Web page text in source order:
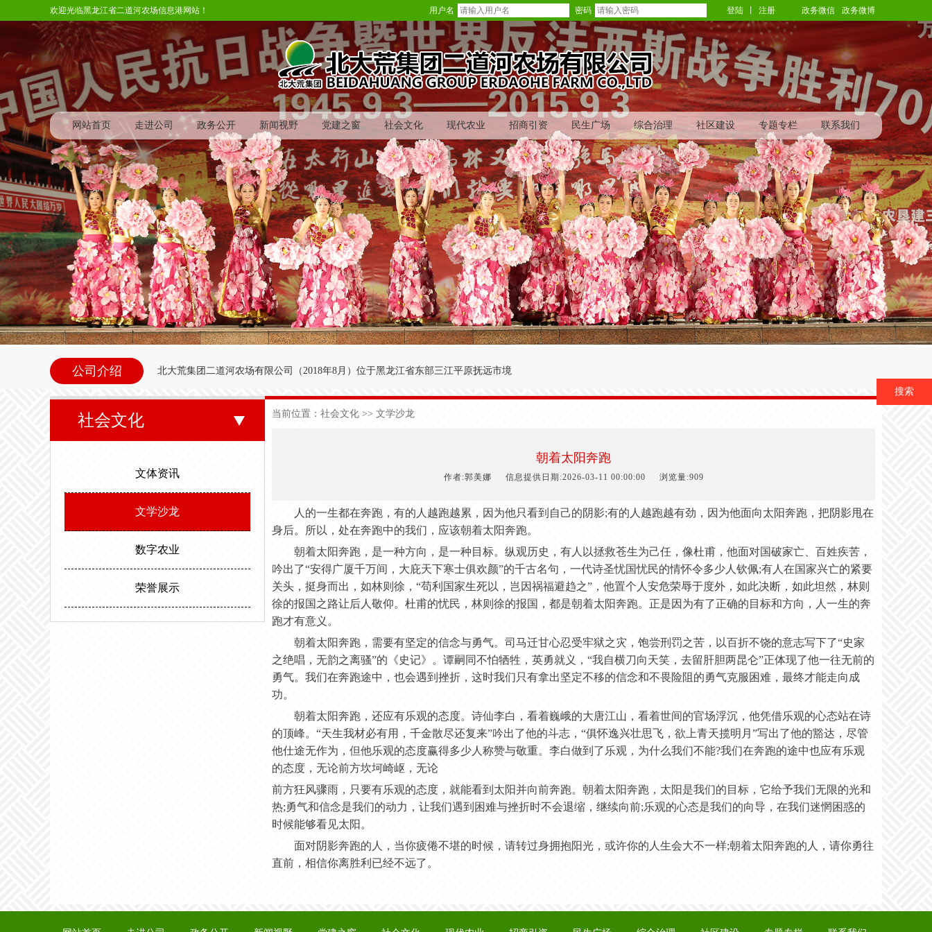
欢迎光临黑龙江省二道河农场信息港网站！ 用户名 密码 登陆 注册 政务微信 政务微博
网站首页 走进公司 政务公开 新闻视野 党建之窗 社会文化 现代农业 招商引资 民生广场 综合治理 社区建设 专题专栏 联系我们
公司介绍 北大荒集团二道河农场有限公司（ 2018年8月 ） 位于黑龙江省东部三江平原抚远市境
内别拉洪河下游西岸。地理坐标为北纬47°35′～47°50′，东经134°00′～134°25′之间。
东以别拉洪河、南以二道河与八五九农场为界；西与前锋农场接壤；北与前哨农场毗
度，最高气温35.6度。年平均无霜期1 度，年降雨量590毫米。
社会文化
文体资讯
文学沙龙
数字农业
荣誉展示
当前位置： 社会文化 >> 文学沙龙
朝着太阳奔跑
作者:郭美娜 信息提供日期:2026-03-11 00:00:00 浏览量:909
人的一生都在奔跑，有的人越跑越累，因为他只看到自己的阴影;有的人越跑越有劲，因为他面向太阳奔跑，把阴影甩在
身后。所以，处在奔跑中的我们，应该朝着太阳奔跑。
朝着太阳奔跑，是一种方向，是一种目标。纵观历史，有人以拯救苍生为己任，像杜甫，他面对国破家亡、百姓疾苦，
吟出了“安得广厦千万间，大庇天下寒士俱欢颜”的千古名句，一代诗圣忧国忧民的情怀令多少人钦佩;有人在国家兴亡的紧要
关头，挺身而出，如林则徐，“苟利国家生死以，岂因祸福避趋之”，他置个人安危荣辱于度外，如此决断，如此坦然，林则
徐的报国之路让后人敬仰。杜甫的忧民，林则徐的报国，都是朝着太阳奔跑。正是因为有了正确的目标和方向，人一生的奔
跑才有意义。
朝着太阳奔跑，需要有坚定的信念与勇气。司马迁甘心忍受牢狱之灾，饱尝刑罚之苦，以百折不饶的意志写下了“史家
之绝唱，无韵之离骚”的《史记》。谭嗣同不怕牺牲，英勇就义，“我自横刀向天笑，去留肝胆两昆仑”正体现了他一往无前的
勇气。我们在奔跑途中，也会遇到挫折，这时我们只有拿出坚定不移的信念和不畏险阻的勇气克服困难，最终才能走向成
功。
朝着太阳奔跑，还应有乐观的态度。诗仙李白，看着巍峨的大唐江山，看着世间的官场浮沉，他凭借乐观的心态站在诗
的顶峰。 “天生我材必有用，千金散尽还复来”吟出了他的斗志，“俱怀逸兴壮思飞，欲上青天揽明月”写出了他的豁达，尽管
他仕途无作为，但他乐观的态度赢得多少人称赞与敬重。李白做到了乐观，为什么我们不能?我们在奔跑的途中也应有乐观
的态度，无论前方坎坷崎岖，无论
前方狂风骤雨，只要有乐观的态度，就能看到太阳并向前奔跑。朝着太阳奔跑，太阳是我们的目标，它给予我们无限的光和
热;勇气和信念是我们的动力，让我们遇到困难与挫折时不会退缩，继续向前;乐观的心态是我们的向导，在我们迷惘困惑的
时候能够看见太阳。
面对阴影奔跑的人，当你疲倦不堪的时候，请转过身拥抱阳光，或许你的人生会大不一样;朝着太阳奔跑的人，请你勇往
直前，相信你离胜利已经不远了。
搜索